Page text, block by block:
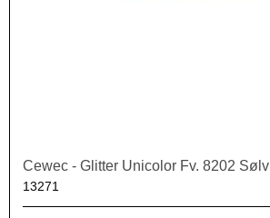
Cewec - Glitter Unicolor Fv. 8202 Sølv
13271